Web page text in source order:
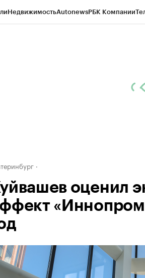
НедвижимостьAutonewsРБК Компании
оценил